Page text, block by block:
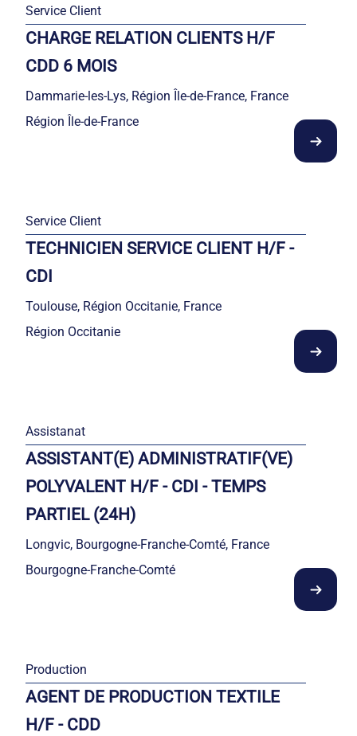
Service Client
CHARGE RELATION CLIENTS H/F
CDD 6 MOIS
Dammarie-les-Lys, Région Île-de-France, France
Région Île-de-France
Service Client
TECHNICIEN SERVICE CLIENT H/F -
CDI
Toulouse, Région Occitanie, France
Région Occitanie
Assistanat
ASSISTANT(E) ADMINISTRATIF(VE)
POLYVALENT H/F - CDI - TEMPS
PARTIEL (24H)
Longvic, Bourgogne-Franche-Comté, France
Bourgogne-Franche-Comté
Production
AGENT DE PRODUCTION TEXTILE
H/F - CDD